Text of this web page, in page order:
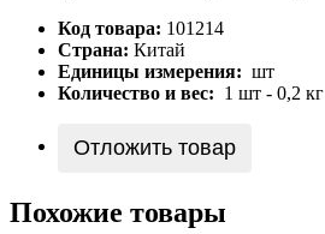
Код товара: 101214
Страна: Китай
Единицы измерения: шт
Количество и вес: 1 шт - 0,2 кг
Отложить товар
Похожие товары